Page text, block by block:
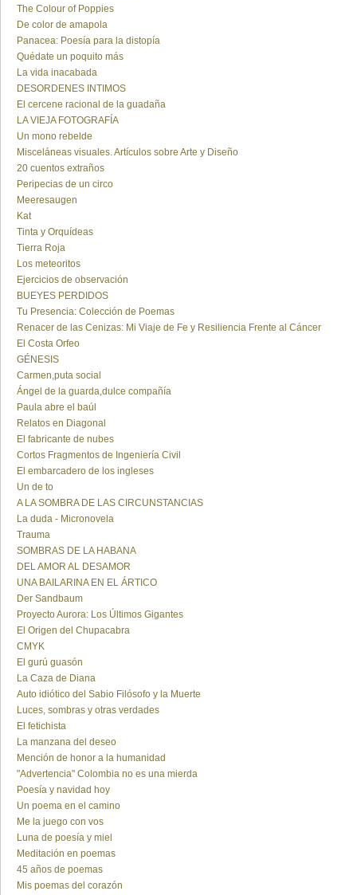
The Colour of Poppies
De color de amapola
Panacea: Poesía para la distopía
Quédate un poquito más
La vida inacabada
DESORDENES INTIMOS
El cercene racional de la guadaña
LA VIEJA FOTOGRAFÍA
Un mono rebelde
Misceláneas visuales. Artículos sobre Arte y Diseño
20 cuentos extraños
Peripecias de un circo
Meeresaugen
Kat
Tinta y Orquídeas
Tierra Roja
Los meteoritos
Ejercicios de observación
BUEYES PERDIDOS
Tu Presencia: Colección de Poemas
Renacer de las Cenizas: Mi Viaje de Fe y Resiliencia Frente al Cáncer
El Costa Orfeo
GÉNESIS
Carmen,puta social
Ángel de la guarda,dulce compañía
Paula abre el baúl
Relatos en Diagonal
El fabricante de nubes
Cortos Fragmentos de Ingeniería Civil
El embarcadero de los ingleses
Un de to
A LA SOMBRA DE LAS CIRCUNSTANCIAS
La duda - Micronovela
Trauma
SOMBRAS DE LA HABANA
DEL AMOR AL DESAMOR
UNA BAILARINA EN EL ÁRTICO
Der Sandbaum
Proyecto Aurora: Los Últimos Gigantes
El Origen del Chupacabra
CMYK
El gurú guasón
La Caza de Diana
Auto idiótico del Sabio Filósofo y la Muerte
Luces, sombras y otras verdades
El fetichista
La manzana del deseo
Mención de honor a la humanidad
"Advertencia" Colombia no es una mierda
Poesía y navidad hoy
Un poema en el camino
Me la juego con vos
Luna de poesía y miel
Meditación en poemas
45 años de poemas
Mis poemas del corazón